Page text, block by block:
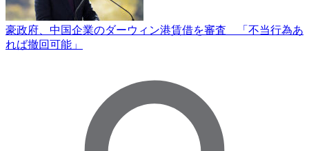
豪政府、中国企業のダーウィン港賃借を審査 「不当行為あ
れば撤回可能」